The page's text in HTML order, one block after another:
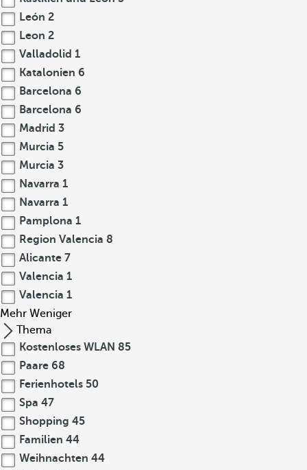
León 2
Leon 2
Valladolid 1
Katalonien 6
Barcelona 6
Barcelona 6
Madrid 3
Murcia 5
Murcia 3
Navarra 1
Navarra 1
Pamplona 1
Region Valencia 8
Alicante 7
Valencia 1
Valencia 1
Mehr Weniger
Thema
Kostenloses WLAN 85
Paare 68
Ferienhotels 50
Spa 47
Shopping 45
Familien 44
Weihnachten 44